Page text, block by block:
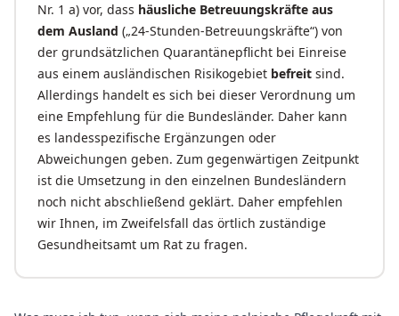
Nr. 1 a) vor, dass häusliche Betreuungskräfte aus
dem Ausland („24-Stunden-Betreuungskräfte“) von
der grundsätzlichen Quarantänepflicht bei Einreise
aus einem ausländischen Risikogebiet befreit sind.
Allerdings handelt es sich bei dieser Verordnung um
eine Empfehlung für die Bundesländer. Daher kann
es landesspezifische Ergänzungen oder
Abweichungen geben. Zum gegenwärtigen Zeitpunkt
ist die Umsetzung in den einzelnen Bundesländern
noch nicht abschließend geklärt. Daher empfehlen
wir Ihnen, im Zweifelsfall das örtlich zuständige
Gesundheitsamt um Rat zu fragen.